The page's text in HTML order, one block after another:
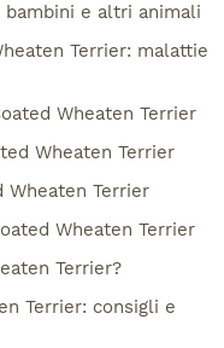
bambini e altri animali
Terrier: malattie
Wheaten Terrier
Wheaten Terrier
Wheaten Terrier
Wheaten Terrier
Terrier?
Terrier: consigli e